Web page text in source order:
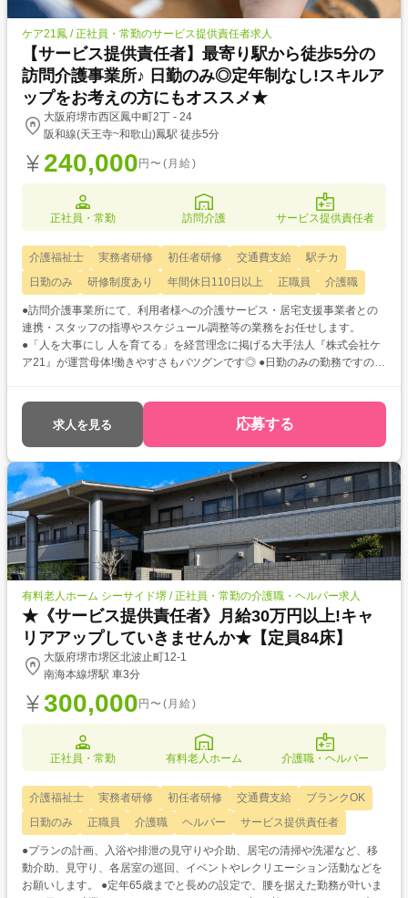
ケア21鳳 / 正社員・常勤のサービス提供責任者求人
【サービス提供責任者】最寄り駅から徒歩5分の
訪問介護事業所♪ 日勤のみ◎定年制なし!スキルア
ップをお考えの方にもオススメ★
大阪府堺市西区鳳中町2丁 - 24
阪和線(天王寺~和歌山)鳳駅 徒歩5分
240,000 円〜(月給)
正社員・常勤 訪問介護 サービス提供責任者
介護福祉士 実務者研修 初任者研修 交通費支給
駅チカ
日勤のみ
研修制度あり 年間休日110日以上 正職員 介護職
●訪問介護事業所にて、利用者様への介護サービス・居宅支援事業者との
連携・スタッフの指導やスケジュール調整等の業務をお任せします。
●「人を大事にし 人を育てる」を経営理念に掲げる大手法人『株式会社ケ
ア21』が運営母体!働きやすさもバツグンです◎ ●日勤のみの勤務ですので
求人を見る 応募する
有料老人ホーム シーサイド堺 / 正社員・常勤の介護職・ヘルパー求人
★《サービス提供責任者》月給30万円以上!キャ
リアアップしていきませんか★【定員84床】
大阪府堺市堺区北波止町12-1
南海本線堺駅 車3分
300,000 円〜(月給)
正社員・常勤 有料老人ホーム 介護職・ヘルパー
介護福祉士 実務者研修 初任者研修 交通費支給
ブランクOK
日勤のみ
正職員 介護職 ヘルパー サービス提供責任者
●プランの計画、入浴や排泄の見守りや介助、居宅の清掃や洗濯など、移
動介助、見守り、各居室の巡回、イベントやレクリエーション活動などを
お願いします。 ●定年65歳までと長めの設定で、腰を据えた勤務が叶いま